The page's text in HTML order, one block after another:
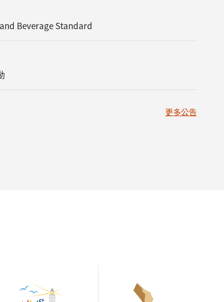
Beverage Standard
更多公告